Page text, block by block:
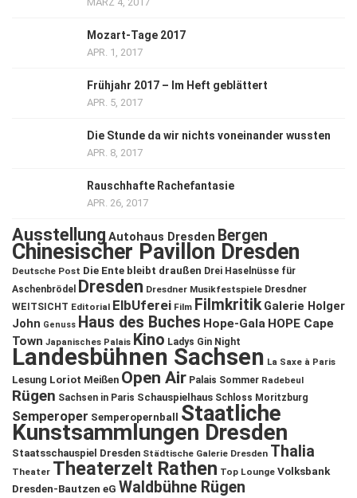
Mozart-Tage 2017
APR. 1, 2017
Frühjahr 2017 – Im Heft geblättert
APR. 5, 2017
Die Stunde da wir nichts voneinander wussten
APR. 8, 2017
Rauschhafte Rachefantasie
APR. 26, 2017
Ausstellung Autohaus Dresden Bergen
Chinesischer Pavillon Dresden
Deutsche Post Die Ente bleibt draußen Drei Haselnüsse für
Aschenbrödel
Dresden Dresdner Musikfestspiele Dresdner
WEITSICHT Editorial ElbUferei Film Filmkritik Galerie Holger
John Genuss Haus des Buches Hope-Gala HOPE Cape
Town Japanisches Palais Kino Ladys Gin Night
Landesbühnen Sachsen La Saxe à Paris
Lesung Loriot Meißen Open Air Palais Sommer Radebeul
Rügen Sachsen in Paris Schauspielhaus Schloss Moritzburg
Semperoper Semperopernball Staatliche
Kunstsammlungen Dresden
Staatsschauspiel Dresden Städtische Galerie Dresden Thalia
Theater Theaterzelt Rathen Top Lounge Volksbank
Dresden-Bautzen eG Waldbühne Rügen